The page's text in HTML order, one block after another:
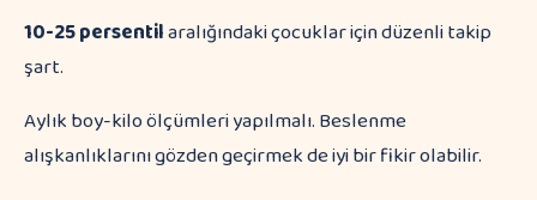
10-25 persentilaralığındaki çocuklar için düzenli takip
şart.
Aylık boy-kilo ölçümleri yapılmalı. Beslenme
alışkanlıklarını gözden geçirmek de iyi bir fikir olabilir.